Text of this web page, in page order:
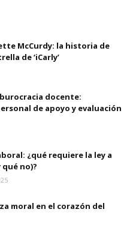
McCurdy: la historia de
de ‘iCarly’
docente:
de apoyo y evaluación
¿qué requiere la ley a
no)?
moral en el corazón del